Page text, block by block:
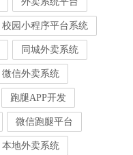
校园小程序平台系统
同城外卖系统
微信外卖系统
跑腿APP开发
微信跑腿平台
本地外卖系统